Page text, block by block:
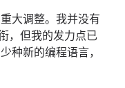
大调整。我并没有
，但我的发力点已
种新的编程语言，